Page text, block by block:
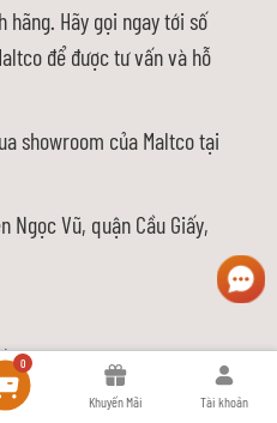
0
Khuyến Mãi Tài khoản
hãng. Hãy gọi ngay tới số
để được tư vấn và hỗ
showroom của Maltco tại
Ngọc Vũ, quận Cầu Giấy,